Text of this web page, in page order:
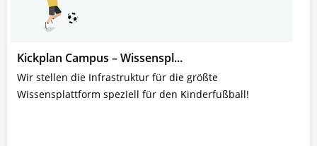
Kickplan Campus – Wissenspl...
Wir stellen die Infrastruktur für die größte
Wissensplattform speziell für den Kinderfußball!